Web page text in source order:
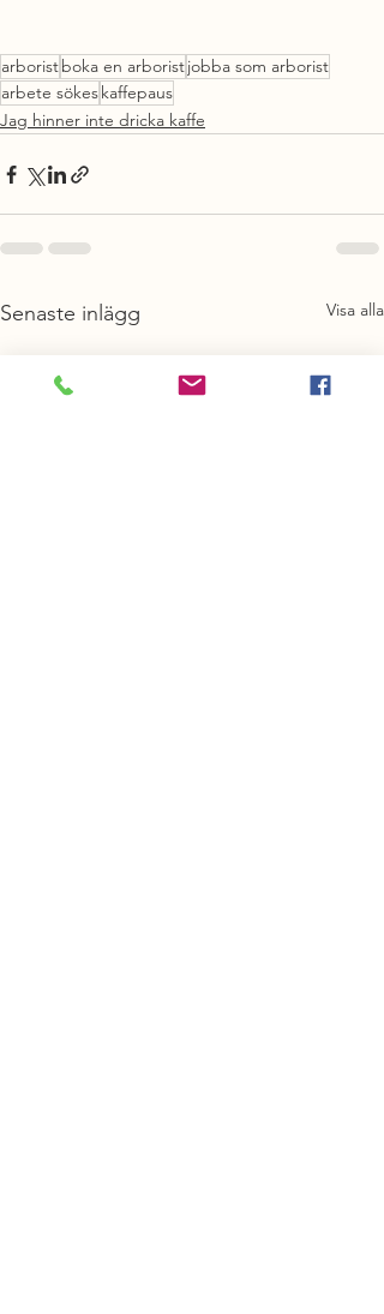
arboristboka en arboristjobba som arborist
arbete sökeskaffepaus
Jag hinner inte dricka kaffe
Senaste inlägg Visa alla